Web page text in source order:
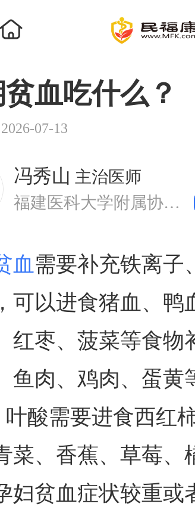
血吃什么？
07-13
冯秀山 主治医师
福建医科大学附属协和医院 妇产科
血 需要补充铁离子
可以进食猪血、鸭
红枣、菠菜等食物
鱼肉、鸡肉、蛋黄
叶酸需要进食西红
菜、香蕉、草莓、
妇贫血症状较重或